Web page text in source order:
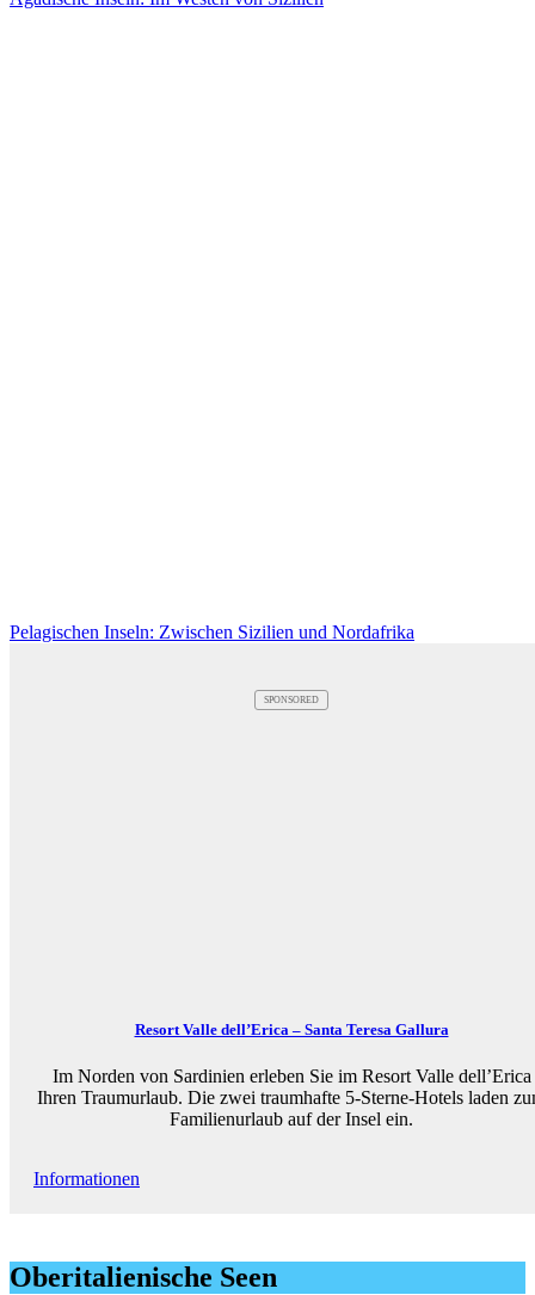
Pelagischen Inseln: Zwischen Sizilien und Nordafrika
SPONSORED
Resort Valle dell’Erica – Santa Teresa Gallura
Im Norden von Sardinien erleben Sie im Resort Valle dell’Erica
Ihren Traumurlaub. Die zwei traumhafte 5-Sterne-Hotels laden
Familienurlaub auf der Insel ein.
Informationen
Oberitalienische Seen